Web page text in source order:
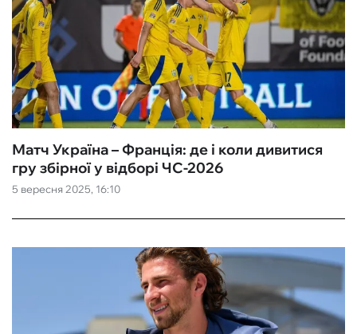
5 вересня 2025, 16:10
Матч Україна – Франція: де і коли дивитися
гру збірної у відборі ЧС-2026